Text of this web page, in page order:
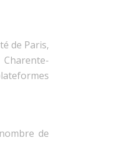
de Paris,
de